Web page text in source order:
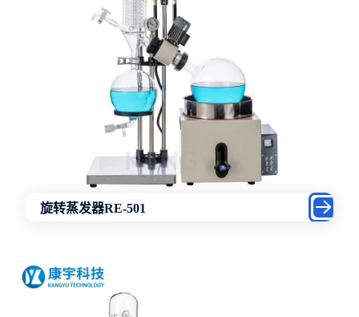
旋转蒸发器RE-501